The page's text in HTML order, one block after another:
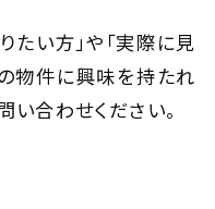
たい方」や「実際に見
物件に興味を持たれ
い合わせください。